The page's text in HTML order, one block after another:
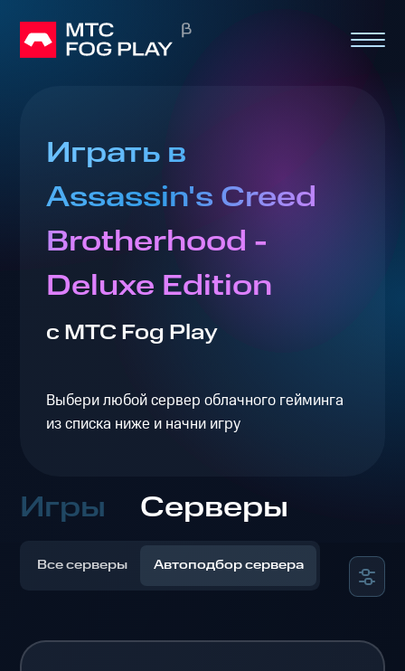
Играть в
Assassin's Creed
Brotherhood -
Deluxe Edition
с МТС Fog Play
Выбери любой сервер облачного гейминга
из списка ниже и начни игру
Игры Серверы
Все серверы Автоподбор сервера